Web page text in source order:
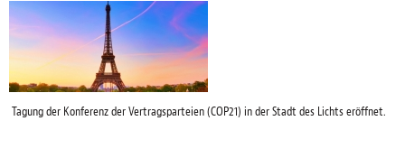
Tagung der Konferenz der Vertragsparteien (COP21) in der Stadt des Lichts eröffnet.